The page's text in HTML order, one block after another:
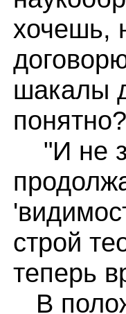
хочешь,
шакалы
"И не
строй
теперь
В